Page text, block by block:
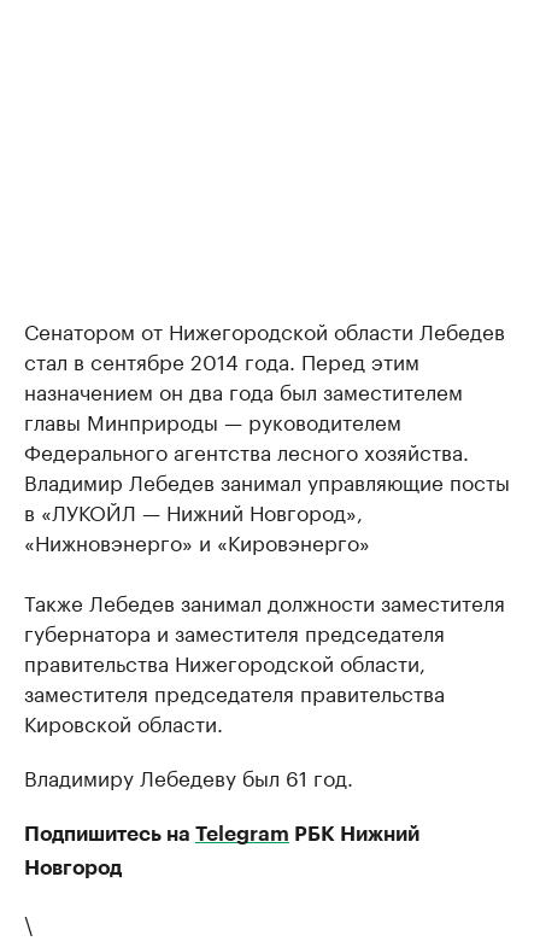
Сенатором от Нижегородской области Лебедев
стал в сентябре 2014 года. Перед этим
назначением он два года был заместителем
главы Минприроды — руководителем
Федерального агентства лесного хозяйства.
Владимир Лебедев занимал управляющие посты
в «ЛУКОЙЛ — Нижний Новгород»,
«Нижновэнерго» и «Кировэнерго»
Также Лебедев занимал должности заместителя
губернатора и заместителя председателя
правительства Нижегородской области,
заместителя председателя правительства
Кировской области.
Владимиру Лебедеву был 61 год.
Подпишитесь на Telegram РБК Нижний
Новгород
\